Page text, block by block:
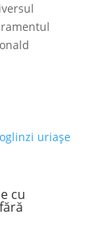
cu